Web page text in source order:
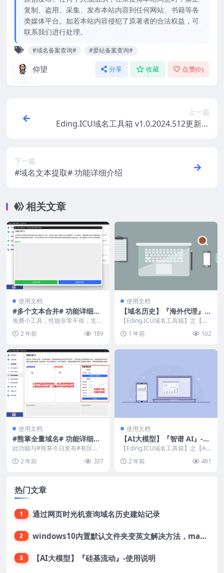
复制、盗用、采集、发布本站内容到任何网站、书籍等各
类媒体平台。如若本站内容侵犯了原著者的合法权益，可
联系我们进行处理。
#域名备案查询# #爱站备案查询#
仰望 分享 收藏 点赞(0)
上一篇
Eding.ICU域名工具箱 v1.0.2024.512更新日
下一篇
#域名文本提取# 功能详细介绍
相关文章
使用文档
#多个文本合并# 功能详细介
绍
免费小工具，性能非常不俗，支持
下载过期域名文本...
2 年前 189
使用文档
【域名历史】『海外代理』-
设置说明
【Eding.ICU域名工具箱】之【域
简要说明！ ...
1 年前 102
使用文档
#熊掌全量域名# 功能详细介
绍
此功能与#熊掌今日发布#有区
别，首先本功能就是全量下载并根
据条件进行域名筛选，筛...
2 年前 337
使用文档
【AI大模型】『智谱 AI』-使
用说明
【Eding.ICU域名工具箱】之【AI
大模型】『智谱 AI』注册与使用
简要说明...
2 年前 491
热门文章
1 通过网页时光机查询域名历史建站记录
2 windows10内置默认文件夹变英文解决方法，macOS桌面文件夹变英文解决方法
3 【AI大模型】『硅基流动』-使用说明